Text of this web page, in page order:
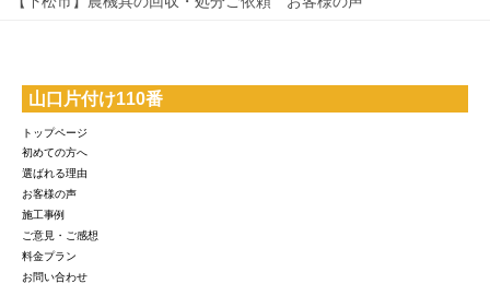
山口片付け110番
トップページ
初めての方へ
選ばれる理由
お客様の声
施工事例
ご意見・ご感想
料金プラン
お問い合わせ